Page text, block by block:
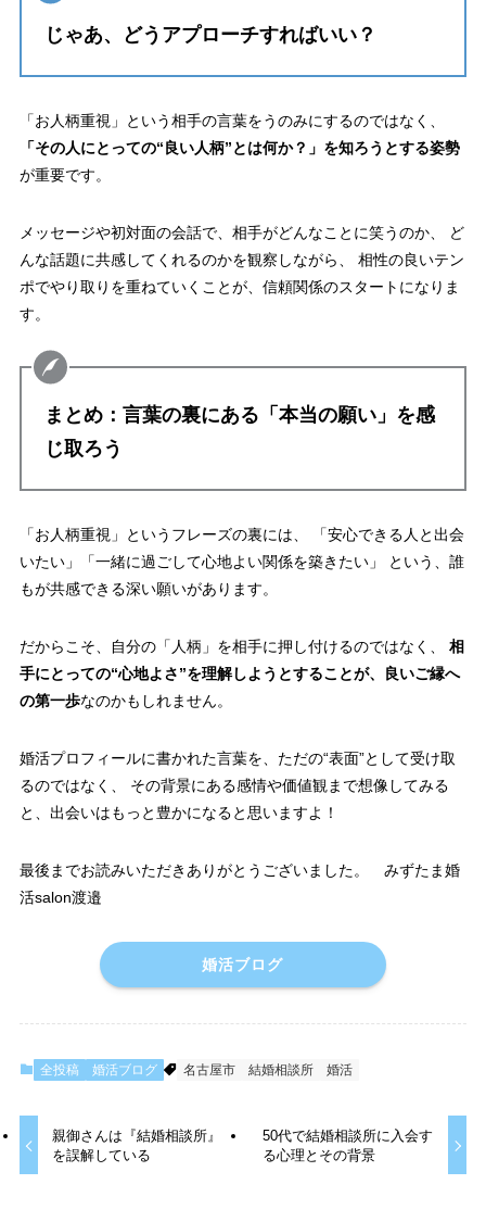
じゃあ、どうアプローチすればいい？
「お人柄重視」という相手の言葉をうのみにするのではなく、
「その人にとっての“良い人柄”とは何か？」を知ろうとする姿勢
が重要です。
メッセージや初対面の会話で、相手がどんなことに笑うのか、 ど
んな話題に共感してくれるのかを観察しながら、 相性の良いテン
ポでやり取りを重ねていくことが、信頼関係のスタートになりま
す。
まとめ：言葉の裏にある「本当の願い」を感
じ取ろう
「お人柄重視」というフレーズの裏には、 「安心できる人と出会
いたい」「一緒に過ごして心地よい関係を築きたい」 という、誰
もが共感できる深い願いがあります。
だからこそ、自分の「人柄」を相手に押し付けるのではなく、 相
手にとっての“心地よさ”を理解しようとすることが、良いご縁へ
の第一歩なのかもしれません。
婚活プロフィールに書かれた言葉を、ただの“表面”として受け取
るのではなく、 その背景にある感情や価値観まで想像してみる
と、出会いはもっと豊かになると思いますよ！
最後までお読みいただきありがとうございました。 みずたま婚
活salon渡邉
婚活ブログ
全投稿 婚活ブログ 名古屋市 結婚相談所 婚活
親御さんは『結婚相談所』
を誤解している
50代で結婚相談所に入会す
る心理とその背景